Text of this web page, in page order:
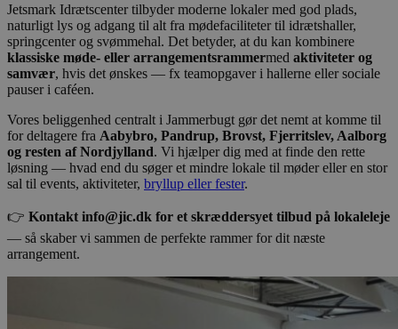
Jetsmark Idrætscenter tilbyder moderne lokaler med god plads,
naturligt lys og adgang til alt fra mødefaciliteter til idrætshaller,
springcenter og svømmehal. Det betyder, at du kan kombinere
klassiske møde- eller arrangementsrammermed aktiviteter og
samvær, hvis det ønskes — fx teamopgaver i hallerne eller sociale
pauser i caféen.
Vores beliggenhed centralt i Jammerbugt gør det nemt at komme til
for deltagere fra Aabybro, Pandrup, Brovst, Fjerritslev, Aalborg
og resten af Nordjylland. Vi hjælper dig med at finde den rette
løsning — hvad end du søger et mindre lokale til møder eller en stor
sal til events, aktiviteter, bryllup eller fester.
👉 Kontakt info@jic.dk for et skræddersyet tilbud på lokaleleje
— så skaber vi sammen de perfekte rammer for dit næste
arrangement.